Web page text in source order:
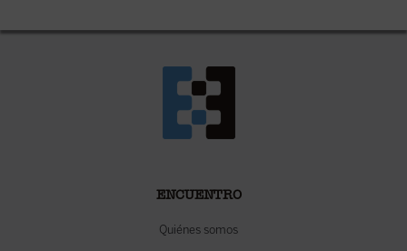
ENCUENTRO
Quiénes somos